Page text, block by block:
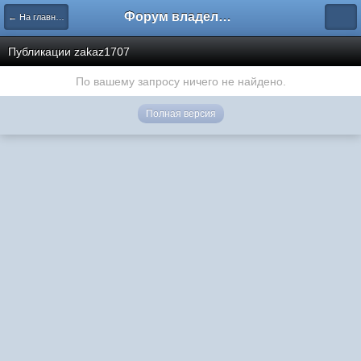
← На главную Форум владельцев интернет-магазинов
Публикации zakaz1707
По вашему запросу ничего не найдено.
Полная версия